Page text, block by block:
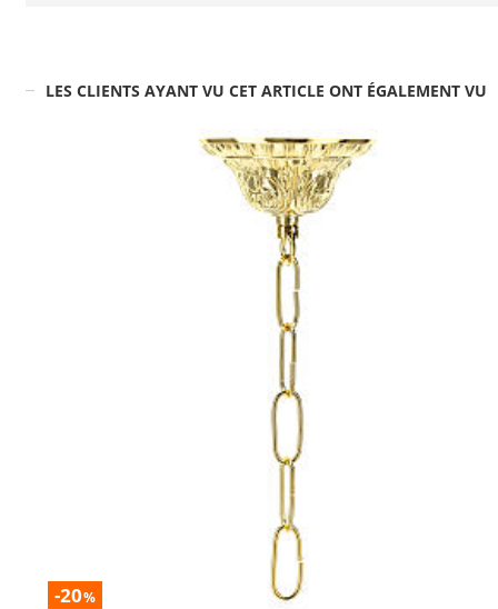
LES CLIENTS AYANT VU CET ARTICLE ONT ÉGALEMENT VU
-20%